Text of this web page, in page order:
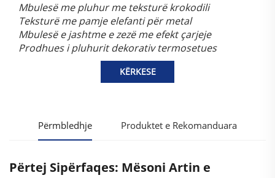
Mbulesë me pluhur me teksturë krokodili
Teksturë me pamje elefanti për metal
Mbulesë e jashtme e zezë me efekt çarjeje
Prodhues i pluhurit dekorativ termosetues
KËRKESE
Përmbledhje Produktet e Rekomanduara
Përtej Sipërfaqes: Mësoni Artin e